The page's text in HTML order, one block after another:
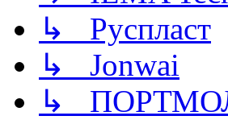
↳ Руспласт
↳ Jonwai
↳